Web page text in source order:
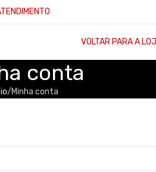
VOLTAR PARA A
conta
Minha conta